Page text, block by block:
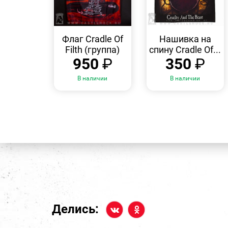
ПРОСМОТР
Флаг Cradle Of
Filth (группа)
950 ₽
В наличии
Нашивка на
спину Cradle Of...
350 ₽
В наличии
Делись: